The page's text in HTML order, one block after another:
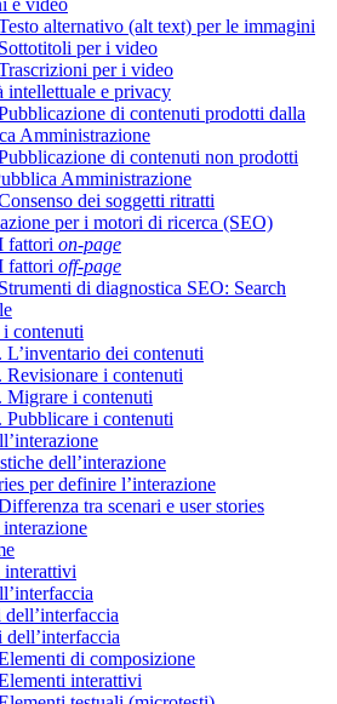
alternativo (alt text) per le immagini
per i video
per i video
intellettuale e privacy
di contenuti prodotti dalla
Amministrazione
di contenuti non prodotti
Amministrazione
dei soggetti ritratti
per i motori di ricerca (SEO)
fattori on-page
fattori off-page
di diagnostica SEO: Search
contenuti
L’inventario dei contenuti
Revisionare i contenuti
Migrare i contenuti
Pubblicare i contenuti
dell’interazione
per definire l’interazione
tra scenari e user stories
interattivi
di composizione
interattivi